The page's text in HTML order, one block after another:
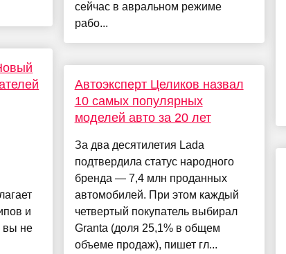
и
вы не
сейчас в авральном режиме
рабо...
Автоэксперт Целиков назвал
10 самых популярных
моделей авто за 20 лет
За два десятилетия Lada
подтвердила статус народного
бренда — 7,4 млн проданных
автомобилей. При этом каждый
четвертый покупатель выбирал
Granta (доля 25,1% в общем
объеме продаж), пишет гл...